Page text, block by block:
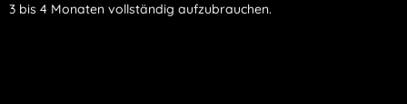
3 bis 4 Monaten vollständig aufzubrauchen.